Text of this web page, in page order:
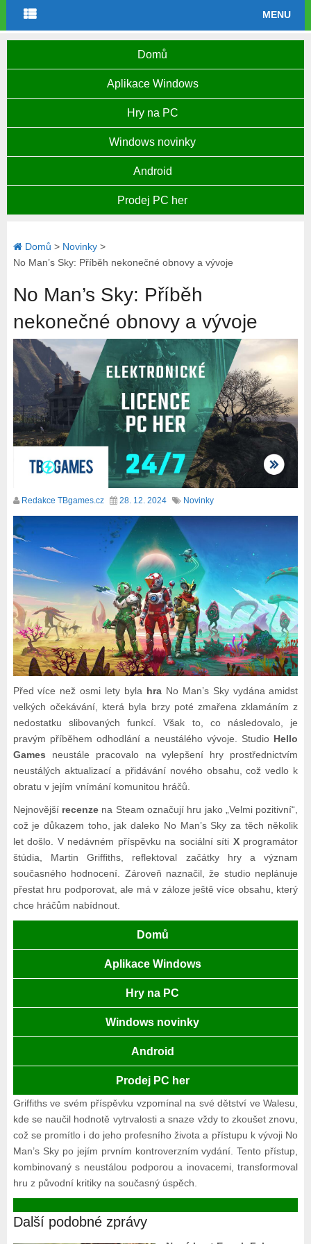
MENU
Domů
Aplikace Windows
Hry na PC
Windows novinky
Android
Prodej PC her
Domů > Novinky>
No Man’s Sky: Příběh nekonečné obnovy a vývoje
No Man’s Sky: Příběh
nekonečné obnovy a vývoje
Redakce TBgames.cz 28. 12. 2024 Novinky
Před více než osmi lety byla hraNo Man’s Sky vydána amidst
velkých očekávání, která byla brzy poté zmařena zklamáním z
nedostatku slibovaných funkcí. Však to, co následovalo, je
pravým příběhem odhodlání a neustálého vývoje. Studio Hello
Games neustále pracovalo na vylepšení hry prostřednictvím
neustálých aktualizací a přidávání nového obsahu, což vedlo k
obratu v jejím vnímání komunitou hráčů.
Nejnovější recenzena Steam označují hru jako „Velmi pozitivní“,
což je důkazem toho, jak daleko No Man’s Sky za těch několik
let došlo. V nedávném příspěvku na sociální síti Xprogramátor
štúdia, Martin Griffiths, reflektoval začátky hry a význam
současného hodnocení. Zároveň naznačil, že studio neplánuje
přestat hru podporovat, ale má v záloze ještě více obsahu, který
chce hráčům nabídnout.
Domů
Aplikace Windows
Hry na PC
Windows novinky
Android
Prodej PC her
Griffiths ve svém příspěvku vzpomínal na své dětství ve Walesu,
kde se naučil hodnotě vytrvalosti a snaze vždy to zkoušet znovu,
což se promítlo i do jeho profesního života a přístupu k vývoji No
Man’s Sky po jejím prvním kontroverzním vydání. Tento přístup,
kombinovaný s neustálou podporou a inovacemi, transformoval
hru z původní kritiky na současný úspěch.
Další podobné zprávy